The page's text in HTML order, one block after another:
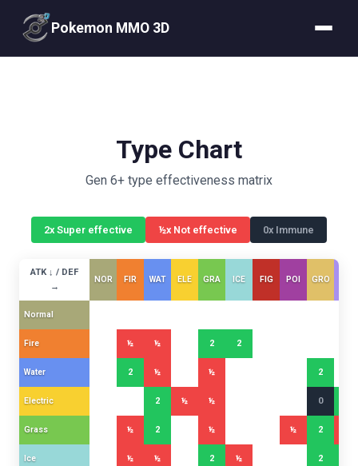
Pokemon MMO 3D
Type Chart
Gen 6+ type effectiveness matrix
2x Super effective ½x Not effective 0x Immune
ATK ↓ / DEF
→
NOR FIR WAT ELE GRA ICE FIG POI GRO
Normal
Fire ½ ½ 2 2
Water 2 ½ ½ 2
Electric 2 ½ ½ 0
Grass ½ 2 ½ ½ 2
Ice ½ ½ 2 ½ 2